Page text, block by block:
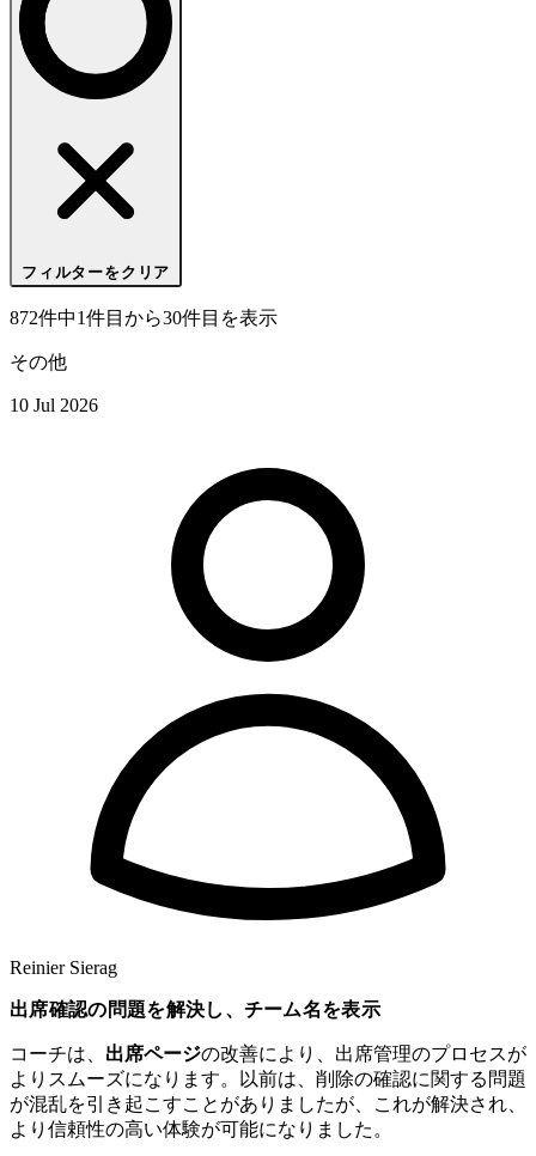
フィルターをクリア
872件中1件目から30件目を表示
その他
10 Jul 2026
Reinier Sierag
出席確認の問題を解決し、チーム名を表示
コーチは、 出席ページの改善により、出席管理のプロセスが
よりスムーズになります。以前は、削除の確認に関する問題
が混乱を引き起こすことがありましたが、これが解決され、
より信頼性の高い体験が可能になりました。